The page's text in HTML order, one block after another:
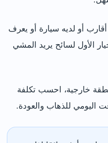
أو لديه سيارة أو يعرف
الأول لسائح يريد المشي
خارجية، احسب تكلفة
اليومي للذهاب والعودة.